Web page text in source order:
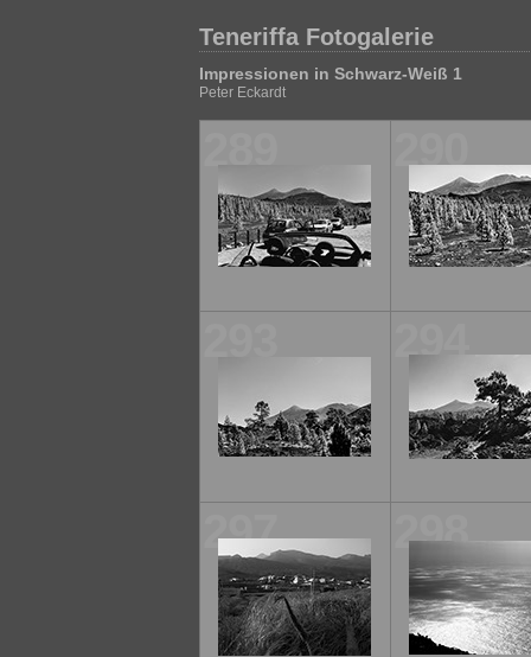
Teneriffa Fotogalerie
Impressionen in Schwarz-Weiß 1
Peter Eckardt
294
297 298